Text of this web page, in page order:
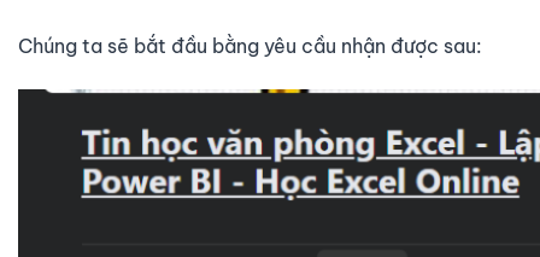
Chúng ta sẽ bắt đầu bằng yêu cầu nhận được sau: